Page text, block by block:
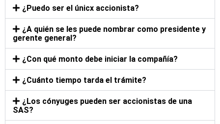
¿Puedo ser el únicx accionista?
¿A quién se les puede nombrar como presidente y
gerente general?
¿Con qué monto debe iniciar la compañía?
¿Cuánto tiempo tarda el trámite?
¿Los cónyuges pueden ser accionistas de una
SAS?